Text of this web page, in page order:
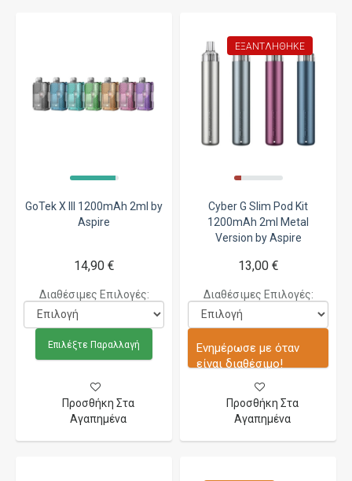
GoTek X III 1200mAh 2ml by
Aspire
14,90 €
Διαθέσιμες Επιλογές:
Επιλέξτε Παραλλαγή
Προσθήκη Στα
Αγαπημένα
ΕΞΑΝΤΛΉΘΗΚΕ
Cyber G Slim Pod Kit
1200mAh 2ml Metal
Version by Aspire
13,00 €
Διαθέσιμες Επιλογές:
Ενημέρωσε με όταν
είναι διαθέσιμο!
Προσθήκη Στα
Αγαπημένα